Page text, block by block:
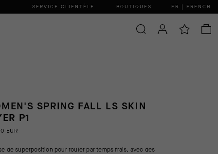
SERVICE CLIENTÈLE BOUTIQUES FR | FRENCH
SPRING FALL LS SKIN
P1
EUR
de superposition pour rouler par temps frais, avec des